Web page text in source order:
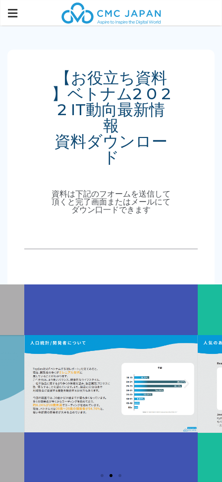
【お役立ち資料
】ベトナム2 0 2
2 IT動向最新情
報
資料ダウンロー
ド
資料は下記のフオームを送信して
頂くと完了画面またはメールにて
ダウン口一ドできます